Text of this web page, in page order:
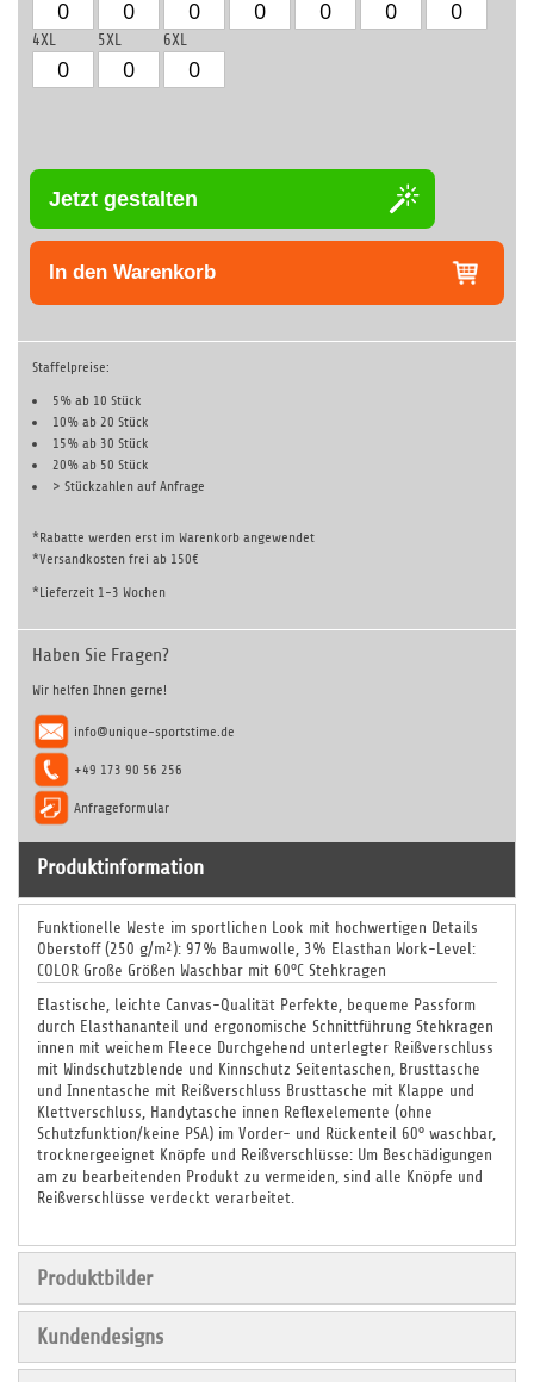
4XL 5XL 6XL
Jetzt gestalten
In den Warenkorb
Staffelpreise:
5% ab 10 Stück
10% ab 20 Stück
15% ab 30 Stück
20% ab 50 Stück
> Stückzahlen auf Anfrage
*Rabatte werden erst im Warenkorb angewendet
*Versandkosten frei ab 150€
*Lieferzeit 1-3 Wochen
Haben Sie Fragen?
Wir helfen Ihnen gerne!
info@unique-sportstime.de
+49 173 90 56 256
Anfrageformular
Produktinformation
Funktionelle Weste im sportlichen Look mit hochwertigen Details
Oberstoff (250 g/m²): 97% Baumwolle, 3% Elasthan Work-Level:
COLOR Große Größen Waschbar mit 60°C Stehkragen
Elastische, leichte Canvas-Qualität Perfekte, bequeme Passform
durch Elasthananteil und ergonomische Schnittführung Stehkragen
innen mit weichem Fleece Durchgehend unterlegter Reißverschluss
mit Windschutzblende und Kinnschutz Seitentaschen, Brusttasche
und Innentasche mit Reißverschluss Brusttasche mit Klappe und
Klettverschluss, Handytasche innen Reflexelemente (ohne
Schutzfunktion/keine PSA) im Vorder- und Rückenteil 60° waschbar,
trocknergeeignet Knöpfe und Reißverschlüsse: Um Beschädigungen
am zu bearbeitenden Produkt zu vermeiden, sind alle Knöpfe und
Reißverschlüsse verdeckt verarbeitet.
Produktbilder
Kundendesigns